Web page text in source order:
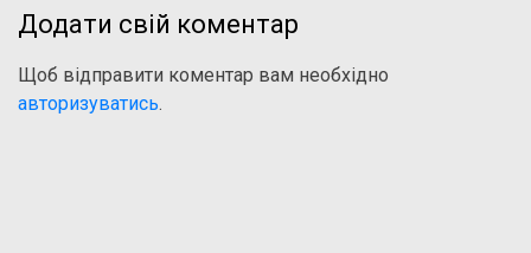
Додати свій коментар
Щоб відправити коментар вам необхідно
авторизуватись.